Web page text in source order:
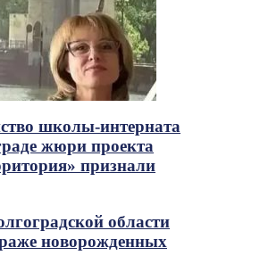
школы-интерната
жюри проекта
признали
области
новорожденных